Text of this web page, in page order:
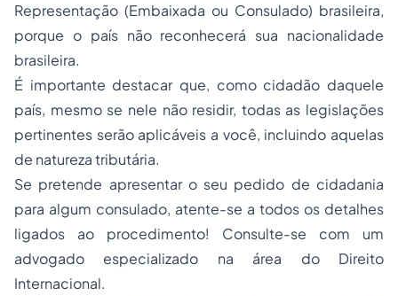
Representação (Embaixada ou Consulado) brasileira,
porque o país não reconhecerá sua nacionalidade
brasileira.
É importante destacar que, como cidadão daquele
país, mesmo se nele não residir, todas as legislações
pertinentes serão aplicáveis a você, incluindo aquelas
de natureza tributária.
Se pretende apresentar o seu pedido de cidadania
para algum consulado, atente-se a todos os detalhes
ligados ao procedimento! Consulte-se com um
advogado especializado na área do Direito
Internacional.